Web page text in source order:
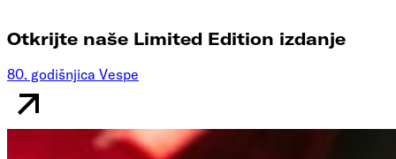
Otkrijte naše Limited Edition izdanje
80. godišnjica Vespe